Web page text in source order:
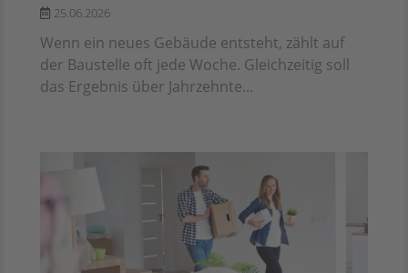
25.06.2026
Wenn ein neues Gebäude entsteht, zählt auf
der Baustelle oft jede Woche. Gleichzeitig soll
das Ergebnis über Jahrzehnte...